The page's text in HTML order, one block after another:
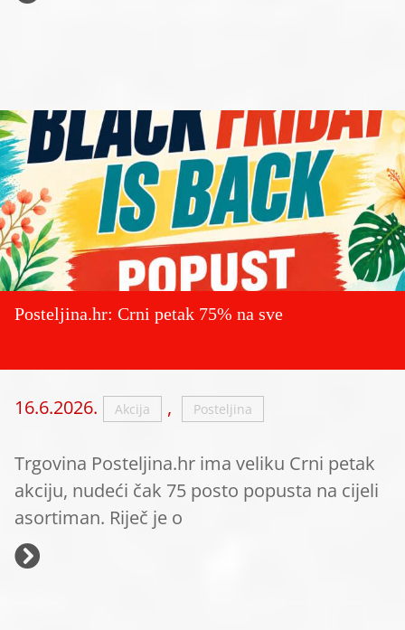
Posteljina.hr: Crni petak 75% na sve
16.6.2026. Akcija , Posteljina
Trgovina Posteljina.hr ima veliku Crni petak
akciju, nudeći čak 75 posto popusta na cijeli
asortiman. Riječ je o